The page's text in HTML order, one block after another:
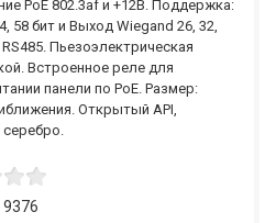
PoE 802.3af и +12В. Поддержка:
58 бит и Выход Wiegand 26, 32,
RS485. Пьезоэлектрическая
Встроенное реле для
панели по PoE. Размер:
Открытый API,
9376